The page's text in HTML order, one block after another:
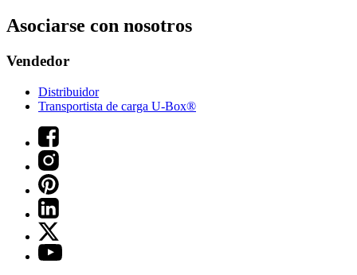
Asociarse con nosotros
Vendedor
Distribuidor
Transportista de carga U-Box®